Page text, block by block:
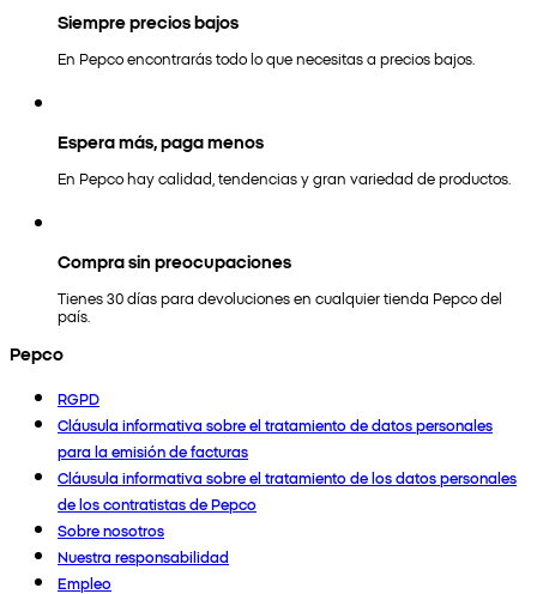
Siempre precios bajos
En Pepco encontrarás todo lo que necesitas a precios bajos.
Espera más, paga menos
En Pepco hay calidad, tendencias y gran variedad de productos.
Compra sin preocupaciones
Tienes 30 días para devoluciones en cualquier tienda Pepco del
país.
Pepco
RGPD
Cláusula informativa sobre el tratamiento de datos personales
para la emisión de facturas
Cláusula informativa sobre el tratamiento de los datos personales
de los contratistas de Pepco
Sobre nosotros
Nuestra responsabilidad
Empleo